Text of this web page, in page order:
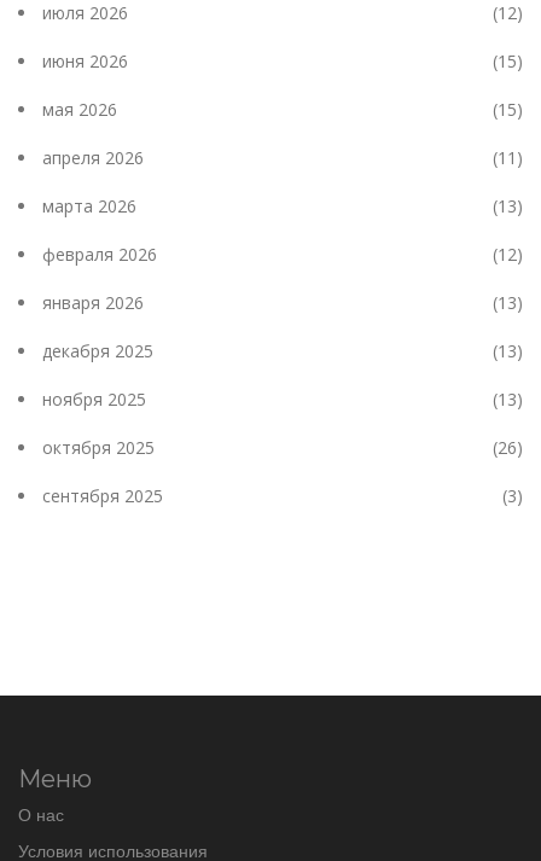
июля 2026 (12)
июня 2026 (15)
мая 2026 (15)
апреля 2026 (11)
марта 2026 (13)
февраля 2026 (12)
января 2026 (13)
декабря 2025 (13)
ноября 2025 (13)
октября 2025 (26)
сентября 2025 (3)
Меню
О нас
Условия использования